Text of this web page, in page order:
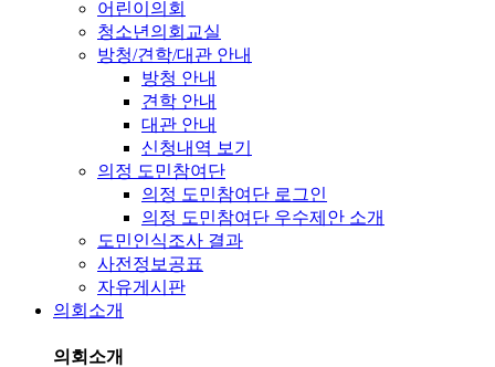
어린이의회
청소년의회교실
방청/견학/대관 안내
방청 안내
견학 안내
대관 안내
신청내역 보기
의정 도민참여단
의정 도민참여단 로그인
의정 도민참여단 우수제안 소개
도민인식조사 결과
사전정보공표
자유게시판
의회소개
의회소개